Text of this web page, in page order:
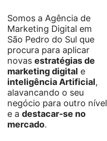
Somos a Agência de
Marketing Digital em
São Pedro do Sul que
procura para aplicar
novas estratégias de
marketing digital e
inteligência Artificial,
alavancando o seu
negócio para outro nível
e a destacar-se no
mercado.